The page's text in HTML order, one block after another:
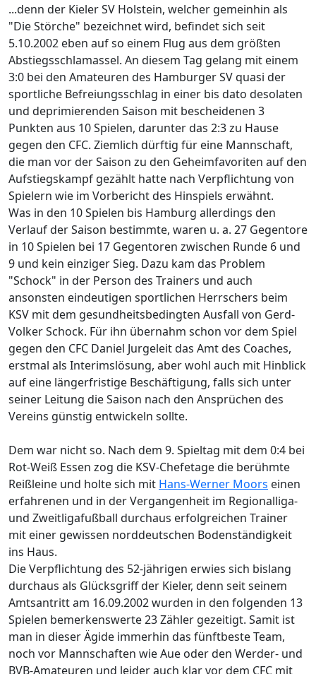
...denn der Kieler SV Holstein, welcher gemeinhin als
"Die Störche" bezeichnet wird, befindet sich seit
5.10.2002 eben auf so einem Flug aus dem größten
Abstiegsschlamassel. An diesem Tag gelang mit einem
3:0 bei den Amateuren des Hamburger SV quasi der
sportliche Befreiungsschlag in einer bis dato desolaten
und deprimierenden Saison mit bescheidenen 3
Punkten aus 10 Spielen, darunter das 2:3 zu Hause
gegen den CFC. Ziemlich dürftig für eine Mannschaft,
die man vor der Saison zu den Geheimfavoriten auf den
Aufstiegskampf gezählt hatte nach Verpflichtung von
Spielern wie im Vorbericht des Hinspiels erwähnt.
Was in den 10 Spielen bis Hamburg allerdings den
Verlauf der Saison bestimmte, waren u. a. 27 Gegentore
in 10 Spielen bei 17 Gegentoren zwischen Runde 6 und
9 und kein einziger Sieg. Dazu kam das Problem
"Schock" in der Person des Trainers und auch
ansonsten eindeutigen sportlichen Herrschers beim
KSV mit dem gesundheitsbedingten Ausfall von Gerd-
Volker Schock. Für ihn übernahm schon vor dem Spiel
gegen den CFC Daniel Jurgeleit das Amt des Coaches,
erstmal als Interimslösung, aber wohl auch mit Hinblick
auf eine längerfristige Beschäftigung, falls sich unter
seiner Leitung die Saison nach den Ansprüchen des
Vereins günstig entwickeln sollte.
Dem war nicht so. Nach dem 9. Spieltag mit dem 0:4 bei
Rot-Weiß Essen zog die KSV-Chefetage die berühmte
Reißleine und holte sich mit Hans-Werner Moors einen
erfahrenen und in der Vergangenheit im Regionalliga-
und Zweitligafußball durchaus erfolgreichen Trainer
mit einer gewissen norddeutschen Bodenständigkeit
ins Haus.
Die Verpflichtung des 52-jährigen erwies sich bislang
durchaus als Glücksgriff der Kieler, denn seit seinem
Amtsantritt am 16.09.2002 wurden in den folgenden 13
Spielen bemerkenswerte 23 Zähler gezeitigt. Samit ist
man in dieser Ägide immerhin das fünftbeste Team,
noch vor Mannschaften wie Aue oder den Werder- und
BVB-Amateuren und leider auch klar vor dem CFC mit